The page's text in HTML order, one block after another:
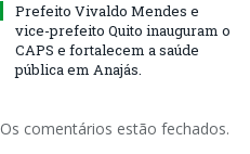
Prefeito Vivaldo Mendes e
vice-prefeito Quito inauguram o
CAPS e fortalecem a saúde
pública em Anajás.
Os comentários estão fechados.